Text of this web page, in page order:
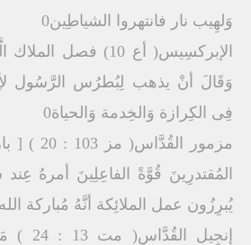
وَلهِيب نار فانتهروا الشياطِين0
الإبركسِيس( أع 10)
وَقَالَ أنْ يذهب لِبُطرُس الرَّسُول
فِى الكِرازة وَالخِدمة وَالحياة0
مزمور
المُقتدرِينَ قُوَّةً الفاعِلِينَ أمرهُ
يُبرِزُون عمل الملائِكة أنَّهُ مُباركة
إنجِيل